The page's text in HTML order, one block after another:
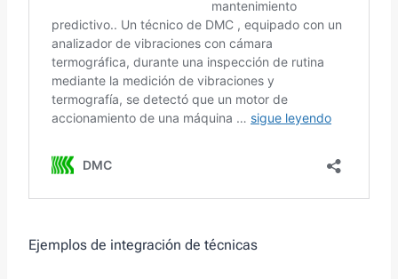
Ejemplos de integración de técnicas